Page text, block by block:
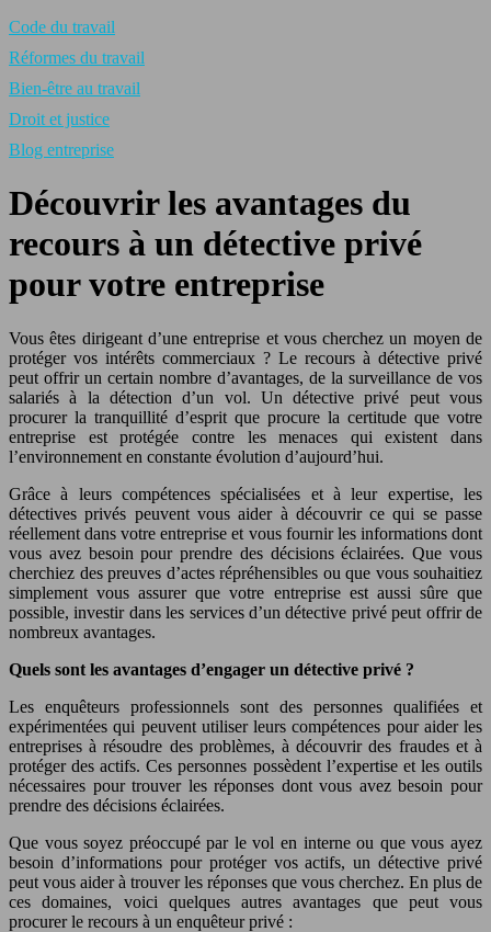
Code du travail
Réformes du travail
Bien-être au travail
Droit et justice
Blog entreprise
Découvrir les avantages du
recours à un détective privé
pour votre entreprise
Vous êtes dirigeant d’une entreprise et vous cherchez un moyen de
protéger vos intérêts commerciaux ? Le recours à détective privé
peut offrir un certain nombre d’avantages, de la surveillance de vos
salariés à la détection d’un vol. Un détective privé peut vous
procurer la tranquillité d’esprit que procure la certitude que votre
entreprise est protégée contre les menaces qui existent dans
l’environnement en constante évolution d’aujourd’hui.
Grâce à leurs compétences spécialisées et à leur expertise, les
détectives privés peuvent vous aider à découvrir ce qui se passe
réellement dans votre entreprise et vous fournir les informations dont
vous avez besoin pour prendre des décisions éclairées. Que vous
cherchiez des preuves d’actes répréhensibles ou que vous souhaitiez
simplement vous assurer que votre entreprise est aussi sûre que
possible, investir dans les services d’un détective privé peut offrir de
nombreux avantages.
Quels sont les avantages d’engager un détective privé ?
Les enquêteurs professionnels sont des personnes qualifiées et
expérimentées qui peuvent utiliser leurs compétences pour aider les
entreprises à résoudre des problèmes, à découvrir des fraudes et à
protéger des actifs. Ces personnes possèdent l’expertise et les outils
nécessaires pour trouver les réponses dont vous avez besoin pour
prendre des décisions éclairées.
Que vous soyez préoccupé par le vol en interne ou que vous ayez
besoin d’informations pour protéger vos actifs, un détective privé
peut vous aider à trouver les réponses que vous cherchez. En plus de
ces domaines, voici quelques autres avantages que peut vous
procurer le recours à un enquêteur privé :